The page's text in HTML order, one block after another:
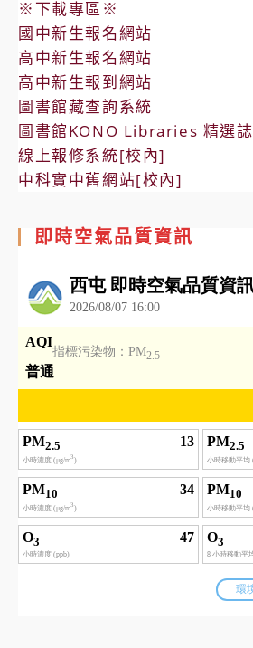
※下載專區※
國中新生報名網站
高中新生報名網站
高中新生報到網站
圖書館藏查詢系統
圖書館KONO Libraries 精選誌
線上報修系統[校內]
中科實中舊網站[校內]
即時空氣品質資訊